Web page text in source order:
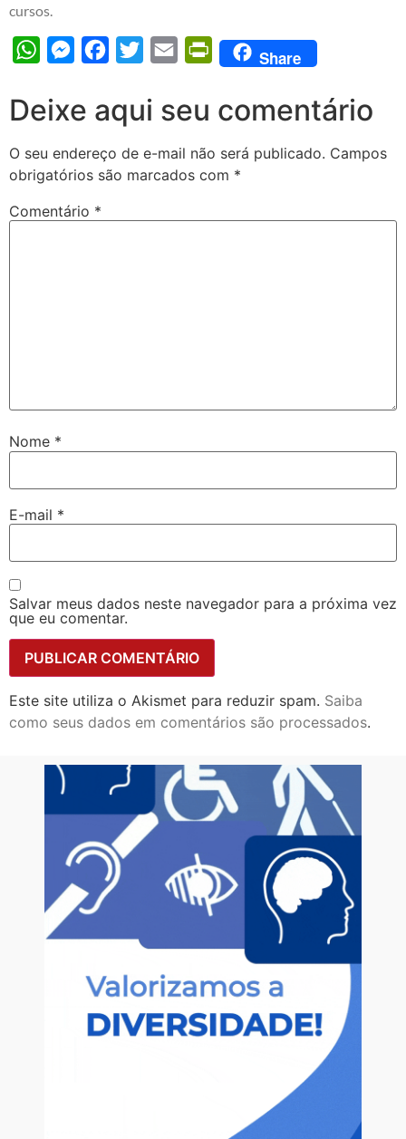
cursos.
WhatsAppMessengerFacebook
Twitter Email PrintFriendly
Share
Deixe aqui seu comentário
O seu endereço de e-mail não será publicado. Campos
obrigatórios são marcados com *
Comentário *
Nome *
E-mail *
Salvar meus dados neste navegador para a próxima vez
que eu comentar.
Este site utiliza o Akismet para reduzir spam. Saiba
como seus dados em comentários são processados.